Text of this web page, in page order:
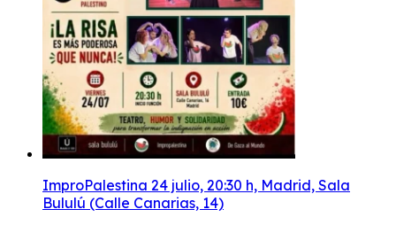
ImproPalestina 24 julio, 20:30 h, Madrid, Sala
Bululú (Calle Canarias, 14)